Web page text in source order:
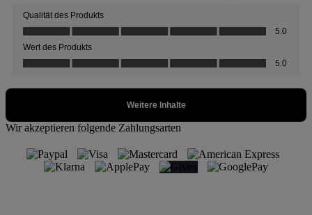
Wir akzeptieren folgende Zahlungsarten